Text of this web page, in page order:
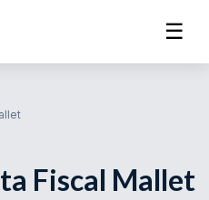
☰
Fiscal Mallet